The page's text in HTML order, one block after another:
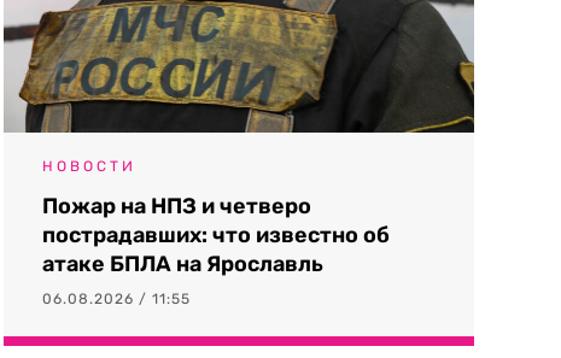
НОВОСТИ
Пожар на НПЗ и четверо
пострадавших: что известно об
атаке БПЛА на Ярославль
06.08.2026 / 11:55